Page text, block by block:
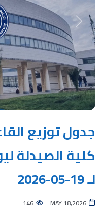
Previous
جدول توزيع
كلية الصيدلة
لـ 19-05-2026
MAY 18,2026
146